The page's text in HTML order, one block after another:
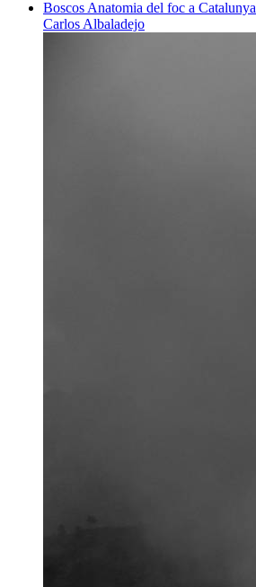
Boscos Anatomia del foc a Catalunya
Carlos Albaladejo